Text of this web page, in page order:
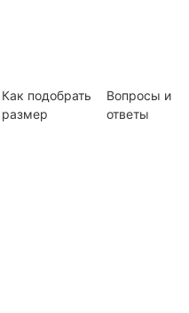
Как подобрать
размер
Вопросы и
ответы